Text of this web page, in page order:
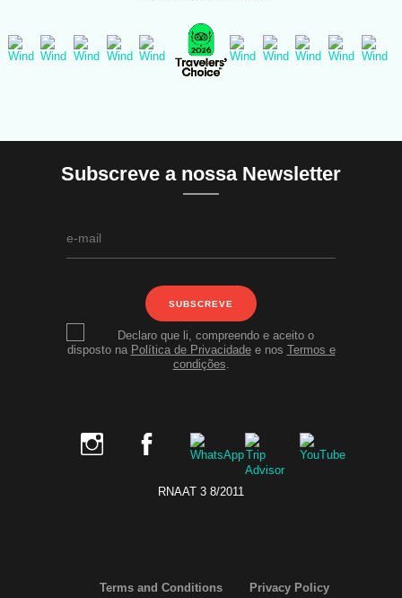
Subscreve a nossa Newsletter
SUBSCREVE
Declaro que li, compreendo e aceito o
disposto na Política de Privacidadee nos Termos e
condições.
RNAAT 3 8/2011
Terms and Conditions Privacy Policy